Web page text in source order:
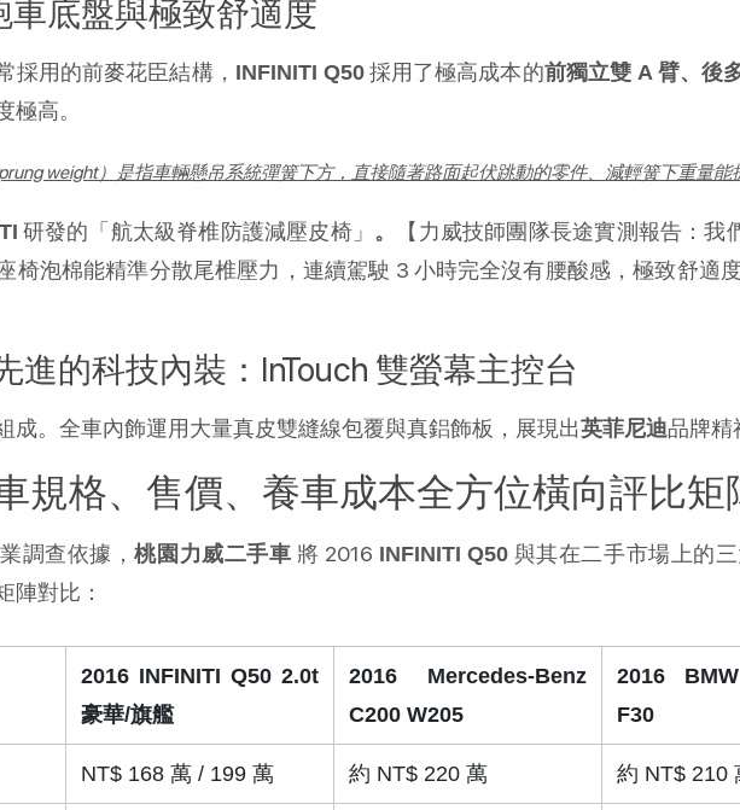
車底盤與極致舒適度
採用的前麥花臣結構， INFINITI Q50 採用了極高成本的前獨立雙 A 臂、後
極高。
weight）是指車輛懸吊系統彈簧下方，直接隨著路面起伏跳動的零件、減輕簧下重量能
研發的「航太級脊椎防護減壓皮椅」 。
【力威技師團隊長途實測報告：
椅泡棉能精準分散尾椎壓力，連續駕駛 3 小時完全沒有腰酸感，極致舒適
進的科技內裝：InTouch 雙螢幕主控台
成。全車內飾運用大量真皮雙縫線包覆與真鋁飾板，展現出英菲尼迪品牌精
規格、售價、養車成本全方位橫向評比矩
調查依據，桃園力威二手車 將 2016 INFINITI Q50 與其在二手市場上的
陣對比：
2016 INFINITI Q50 2.0t
豪華/旗艦
2016 Mercedes-Benz
C200 W205
2016
F30
NT$ 168 萬 / 199 萬 約 NT$ 220 萬 約 NT$ 210